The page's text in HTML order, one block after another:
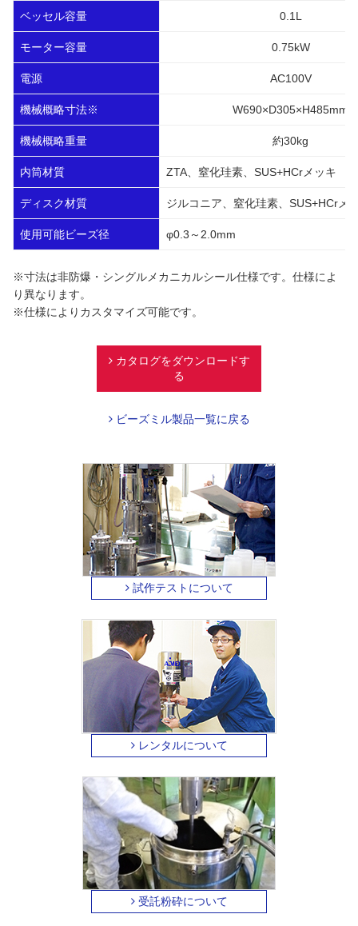
ベッセル容量 0.1L
モーター容量 0.75kW
電源 AC100V
機械概略寸法※ W690×D305×H485mm
機械概略重量 約30kg
内筒材質 ZTA、窒化珪素、SUS+HCrメッキ
ディスク材質 ジルコニア、窒化珪素、SUS+HCrメ
使用可能ビーズ径 φ0.3～2.0mm
※寸法は非防爆・シングルメカニカルシール仕様です。仕様によ
り異なります。
※仕様によりカスタマイズ可能です。
カタログをダウンロードす
る
ビーズミル製品一覧に戻る
試作テストについて
レンタルについて
受託粉砕について